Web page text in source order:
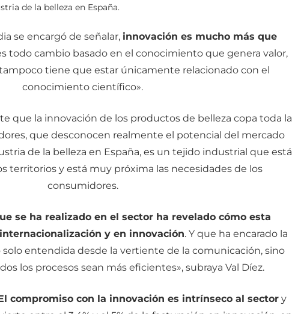
de la belleza en España.
se encargó de señalar, innovación es mucho más que
todo cambio basado en el conocimiento que genera valor,
tiene que estar únicamente relacionado con el
conocimiento científico».
que la innovación de los productos de belleza copa toda la
que desconocen realmente el potencial del mercado
de la belleza en España, es un tejido industrial que está
territorios y está muy próxima las necesidades de los
consumidores.
se ha realizado en el sector ha revelado cómo esta
y en innovación. Y que ha encarado la
entendida desde la vertiente de la comunicación, sino
los procesos sean más eficientes», subraya Val Díez.
compromiso con la innovación es intrínseco al sector y